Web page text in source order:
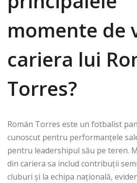
momente de
cariera lui
Torres?
Román Torres este un fotbalist
cunoscut pentru performanțele
pentru leadershipul său pe teren.
din cariera sa includ contribuții
cluburi și la echipa națională,